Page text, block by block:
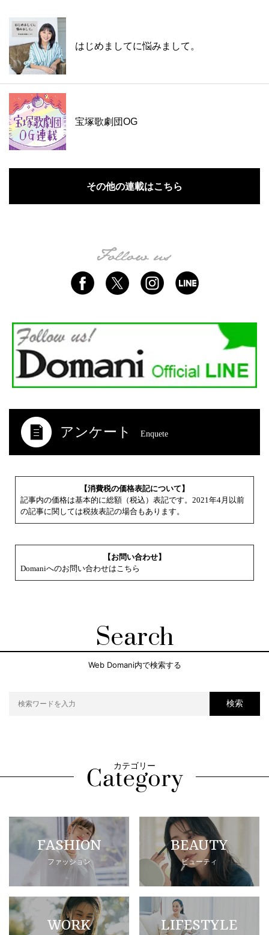
はじめましてに悩みまして。
宝塚歌劇団OG
その他の連載はこちら
アンケート Enquete
【消費税の価格表記について】
記事内の価格は基本的に総額（税込）表記です。2021年4月以前
の記事に関しては税抜表記の場合もあります。
【お問い合わせ】
Domaniへのお問い合わせはこちら
Search
Web Domani内で検索する
検索
カテゴリー
FASHION
ファッション
BEAUTY
ビューティ
WORK LIFESTYLE